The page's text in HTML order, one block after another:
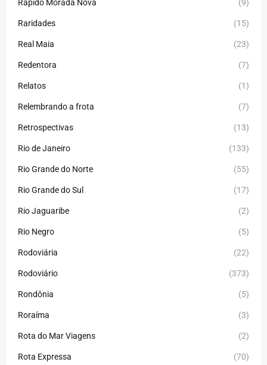
Rápido Morada Nova (9)
Raridades (15)
Real Maia (23)
Redentora (7)
Relatos (1)
Relembrando a frota (7)
Retrospectivas (13)
Rio de Janeiro (133)
Rio Grande do Norte (55)
Rio Grande do Sul (17)
Rio Jaguaribe (2)
Rio Negro (5)
Rodoviária (22)
Rodoviário (373)
Rondônia (5)
Roraíma (3)
Rota do Mar Viagens (2)
Rota Expressa (70)